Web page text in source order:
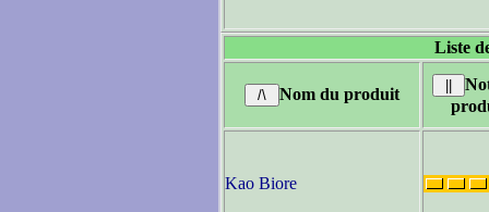
Liste
Nom du produit
Kao Biore